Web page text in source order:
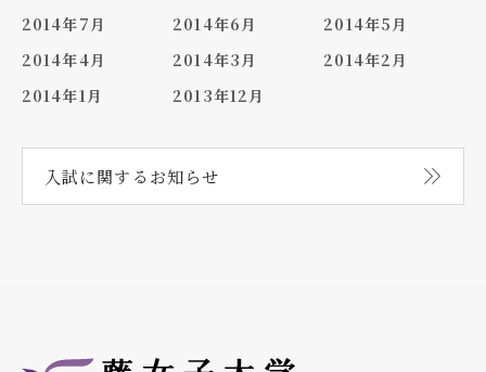
2014年7月
2014年6月
2014年5月
2014年4月
2014年3月
2014年2月
2014年1月
2013年12月
入試に関する お知らせ